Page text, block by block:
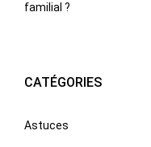
familial ?
CATÉGORIES
Astuces